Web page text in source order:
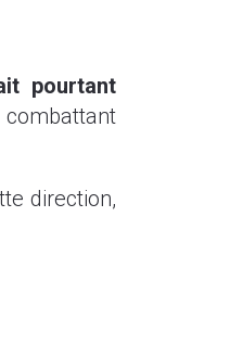
pourtant
combattant
direction,